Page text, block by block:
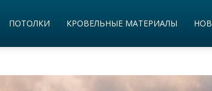
ПОТОЛКИ КРОВЕЛЬНЫЕ МАТЕРИАЛЫ